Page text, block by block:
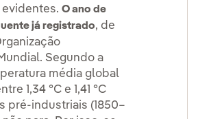
O ano de
já registrado, de
Segundo a
média global
1,34 °C e 1,41 °C
pré-industriais (1850–